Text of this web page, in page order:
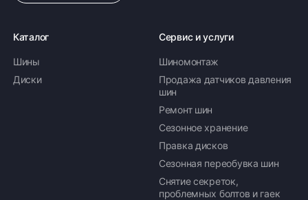
Каталог
Шины
Диски
Сервис и услуги
Шиномонтаж
Продажа датчиков давления
шин
Ремонт шин
Сезонное хранение
Правка дисков
Сезонная переобувка шин
Снятие секреток,
проблемных болтов и гаек